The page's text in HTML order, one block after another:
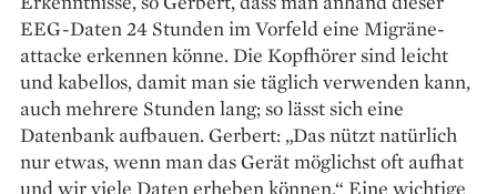
EEG-Daten 24 Stunden im Vorfeld eine Migräne­
attacke erkennen könne. Die Kopfhörer sind leicht
und kabellos, damit man sie täglich verwenden kann,
auch mehrere Stunden lang; so lässt sich eine
Datenbank auf­bauen. Gerbert: „Das nützt natürlich
nur etwas, wenn man das Gerät möglichst oft aufhat
und wir viele Daten erheben können.“ Eine wichtige